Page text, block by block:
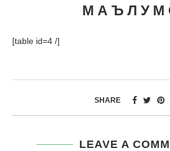
М А Ъ Л У М
[table id=4 /]
SHARE
LEAVE A